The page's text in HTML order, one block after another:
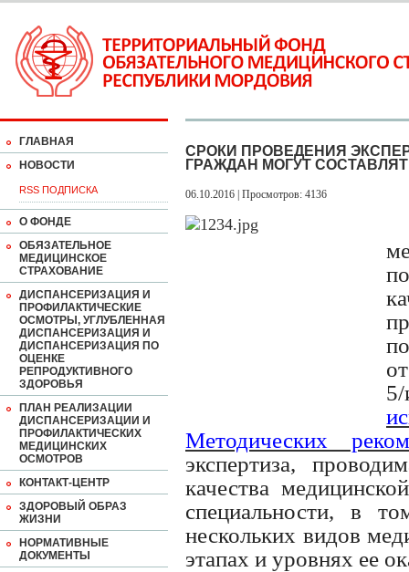
ГЛАВНАЯ
НОВОСТИ
RSS ПОДПИСКА
О ФОНДЕ
ОБЯЗАТЕЛЬНОЕ
МЕДИЦИНСКОЕ
СТРАХОВАНИЕ
ДИСПАНСЕРИЗАЦИЯ И
ПРОФИЛАКТИЧЕСКИЕ
ОСМОТРЫ, УГЛУБЛЕННАЯ
ДИСПАНСЕРИЗАЦИЯ И
ДИСПАНСЕРИЗАЦИЯ ПО
ОЦЕНКЕ
РЕПРОДУКТИВНОГО
ЗДОРОВЬЯ
ПЛАН РЕАЛИЗАЦИИ
ДИСПАНСЕРИЗАЦИИ И
ПРОФИЛАКТИЧЕСКИХ
МЕДИЦИНСКИХ
ОСМОТРОВ
КОНТАКТ-ЦЕНТР
ЗДОРОВЫЙ ОБРАЗ
ЖИЗНИ
НОРМАТИВНЫЕ
ДОКУМЕНТЫ
СРОКИ ПРОВЕДЕНИЯ
ГРАЖДАН МОГУТ
06.10.2016 | Просмотров: 4136
Методических
экспертиза,
качества
специальности, в
нескольких видов
этапах и уровнях ее